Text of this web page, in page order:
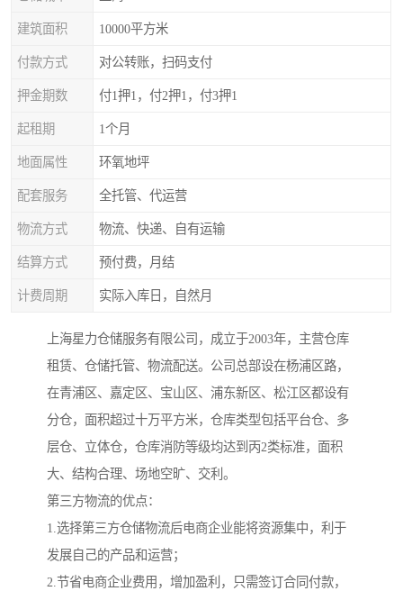
建筑面积 10000平方米
付款方式 对公转账，扫码支付
押金期数 付1押1，付2押1，付3押1
起租期 1个月
地面属性 环氧地坪
配套服务 全托管、代运营
物流方式 物流、快递、自有运输
结算方式 预付费，月结
计费周期 实际入库日，自然月
上海星力仓储服务有限公司，成立于2003年，主营仓库
租赁、仓储托管、物流配送。公司总部设在杨浦区路，
在青浦区、嘉定区、宝山区、浦东新区、松江区都设有
分仓，面积超过十万平方米，仓库类型包括平台仓、多
层仓、立体仓，仓库消防等级均达到丙2类标准，面积
大、结构合理、场地空旷、交利。
第三方物流的优点：
1.选择第三方仓储物流后电商企业能将资源集中，利于
发展自己的产品和运营；
2.节省电商企业费用，增加盈利，只需签订合同付款，